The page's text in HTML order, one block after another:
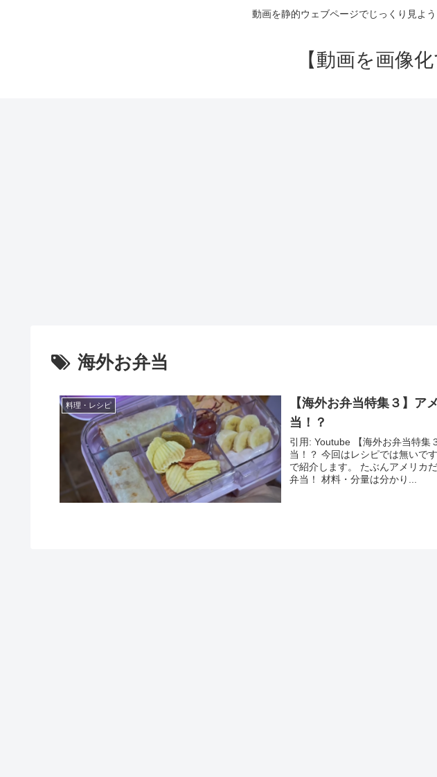
動画を静的ウェブページでじっくり見よ
【動画を画像
海外お弁当
料理・レシピ
【海外お弁当特集３】ア
当！？
引用: Youtube 【海外お弁当特集３】アメリカの驚愕お菓子だけ弁
当！？ 今回はレシピでは無いで
で紹介します。 たぶんアメリカ
弁当！ 材料・分量は分かり...